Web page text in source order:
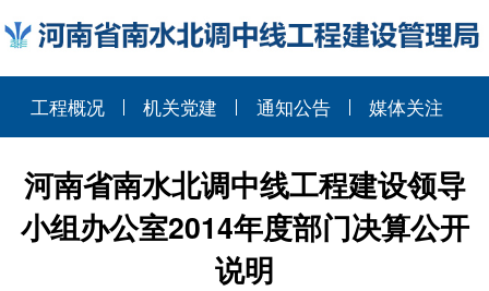
工程概况 机关党建 通知公告 媒体关注
河南省南水北调中线工程建设领导
小组办公室2014年度部门决算公开
说明